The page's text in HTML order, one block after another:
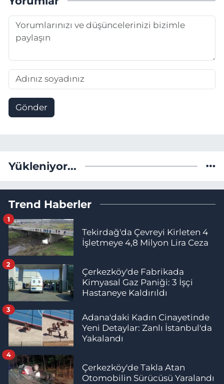
Gönder
Yükleniyor...
Trend Haberler
Tekirdağ'da Çevreyi Kirleten 4
İşletmeye 4,8 Milyon Lira Ceza
1
Çerkezköy'de Fabrikada
Kimyasal Gaz Paniği: 3 İşçi
Hastaneye Kaldırıldı
2
Adana'daki Kadın Cinayetinde
Yeni Detaylar: Zanlı İstanbul'da
Yakalandı
3
Çerkezköy'de Takla Atan
Otomobilin Sürücüsü Yaralandı
4